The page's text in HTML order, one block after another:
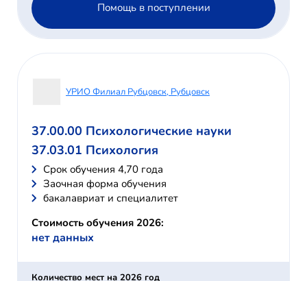
Помощь в поступлении
УРИО Филиал Рубцовск, Рубцовск
37.00.00 Психологические науки
37.03.01 Психология
Cрок обучения 4,70 года
Заочная форма обучения
бакалавриат и специалитет
Стоимость обучения 2026:
нет данных
Количество мест на 2026 год